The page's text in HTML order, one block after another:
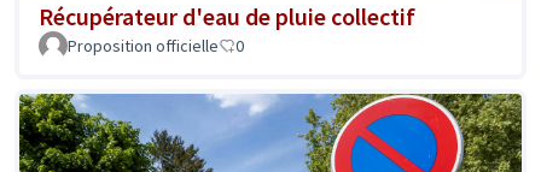
Récupérateur d'eau de pluie collectif
Proposition officielle 0